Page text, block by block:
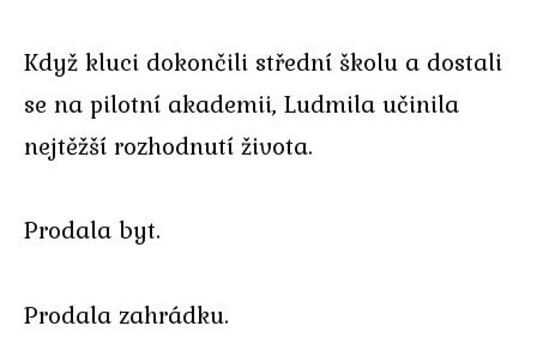
Když kluci dokončili střední školu a dostali
se na pilotní akademii, Ludmila učinila
nejtěžší rozhodnutí života.
Prodala byt.
Prodala zahrádku.